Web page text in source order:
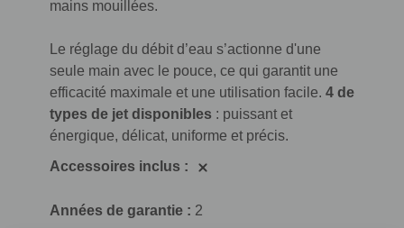
mains mouillées.
Le réglage du débit d’eau s’actionne d'une
seule main avec le pouce, ce qui garantit une
efficacité maximale et une utilisation facile. 4 de
types de jet disponibles : puissant et
énergique, délicat, uniforme et précis.
Accessoires inclus :
Années de garantie : 2